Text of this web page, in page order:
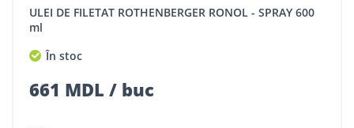
ULEI DE FILETAT ROTHENBERGER RONOL - SPRAY 600
ml
În stoc
661 MDL / buc